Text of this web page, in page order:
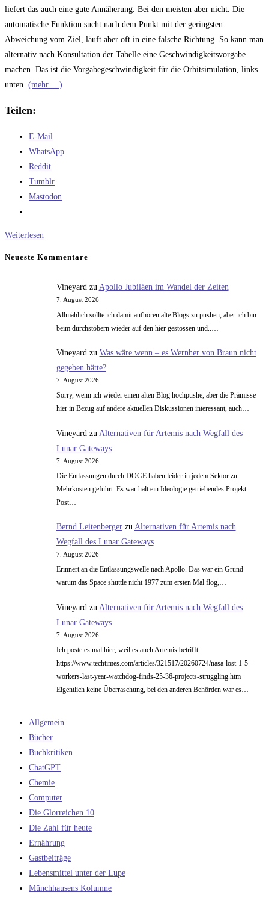
liefert das auch eine gute Annäherung. Bei den meisten aber nicht. Die
automatische Funktion sucht nach dem Punkt mit der geringsten
Abweichung vom Ziel, läuft aber oft in eine falsche Richtung. So kann man
alternativ nach Konsultation der Tabelle eine Geschwindigkeitsvorgabe
machen. Das ist die Vorgabegeschwindigkeit für die Orbitsimulation, links
unten. (mehr …)
Teilen:
E-Mail
WhatsApp
Reddit
Tumblr
Mastodon
Weiterlesen
Neueste Kommentare
Vineyardzu Apollo Jubiläen im Wandel der Zeiten
7. August 2026
Allmählich sollte ich damit aufhören alte Blogs zu pushen, aber ich bin
beim durchstöbern wieder auf den hier gestossen und..…
Vineyard zu Was wäre wenn – es Wernher von Braun nicht
gegeben hätte?
7. August 2026
Sorry, wenn ich wieder einen alten Blog hochpushe, aber die Prämisse
hier in Bezug auf andere aktuellen Diskussionen interessant, auch…
Vineyard zu Alternativen für Artemis nach Wegfall des
Lunar Gateways
7. August 2026
Die Entlassungen durch DOGE haben leider in jedem Sektor zu
Mehrkosten geführt. Es war halt ein Ideologie getriebendes Projekt.
Post…
Bernd Leitenbergerzu Alternativen für Artemis nach
Wegfall des Lunar Gateways
7. August 2026
Erinnert an die Entlassungswelle nach Apollo. Das war ein Grund
warum das Space shuttle nicht 1977 zum ersten Mal flog,…
Vineyard zu Alternativen für Artemis nach Wegfall des
Lunar Gateways
7. August 2026
Ich poste es mal hier, weil es auch Artemis betrifft.
https://www.techtimes.com/articles/321517/20260724/nasa-lost-1-5-
workers-last-year-watchdog-finds-25-36-projects-struggling.htm
Eigentlich keine Überraschung, bei den anderen Behörden war es…
Allgemein
Bücher
Buchkritiken
ChatGPT
Chemie
Computer
Die Glorreichen 10
Die Zahl für heute
Ernährung
Gastbeiträge
Lebensmittel unter der Lupe
Münchhausens Kolumne